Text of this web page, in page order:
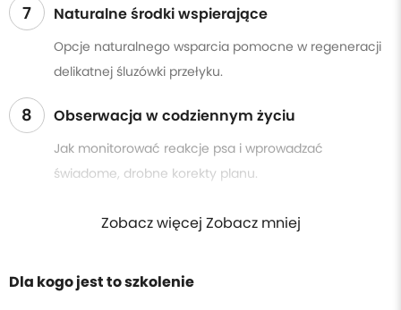
7 Naturalne środki wspierające
Opcje naturalnego wsparcia pomocne w regeneracji
delikatnej śluzówki przełyku.
8 Obserwacja w codziennym życiu
Jak monitorować reakcje psa i wprowadzać
świadome, drobne korekty planu.
Zobacz więcej Zobacz mniej
Dla kogo jest to szkolenie